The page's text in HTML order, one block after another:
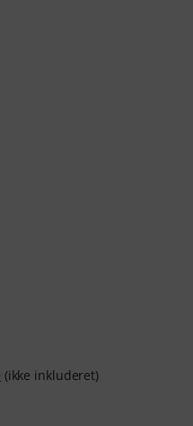
(ikke inkluderet)